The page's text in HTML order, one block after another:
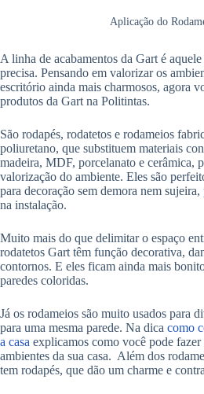
Aplicação do
A linha de acabamentos da Gart é
precisa. Pensando em valorizar os
escritório ainda mais charmosos, agora
produtos da Gart na Politintas.
São rodapés, rodatetos e rodameios
poliuretano, que substituem materiais
madeira, MDF, porcelanato e cerâmica,
valorização do ambiente. Eles são
para decoração sem demora nem
na instalação.
Muito mais do que delimitar o espaço
rodatetos Gart têm função decorativa,
contornos. E eles ficam ainda mais
paredes coloridas.
Já os rodameios são muito usados para
para uma mesma parede. Na dica como
a casa explicamos como você pode fazer
ambientes da sua casa. Além dos
tem rodapés, que dão um charme e